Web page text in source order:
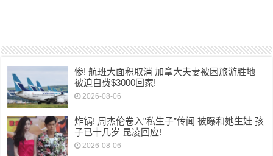
惨! 航班大面积取消 加拿大夫妻被困旅游胜地
被迫自费$3000回家!
2026-08-06
炸锅! 周杰伦卷入”私生子”传闻 被曝和她生娃 孩
子已十几岁 昆凌回应!
2026-08-06